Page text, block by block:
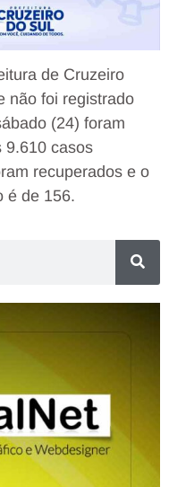
de Cruzeiro
não foi registrado
(24) foram
9.610 casos
recuperados e o
é de 156.